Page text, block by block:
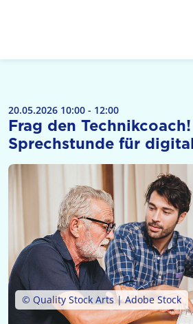
Logo: LPR Medienanstalt
20.05.2026 10:00 - 12:00
Frag den Technikcoach!
Sprechstunde für
© Quality Stock Arts | Adobe Stock